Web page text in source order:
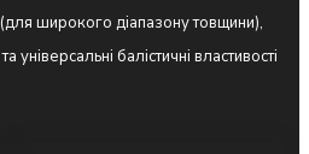
широкого діапазону товщини),
балістичні властивості